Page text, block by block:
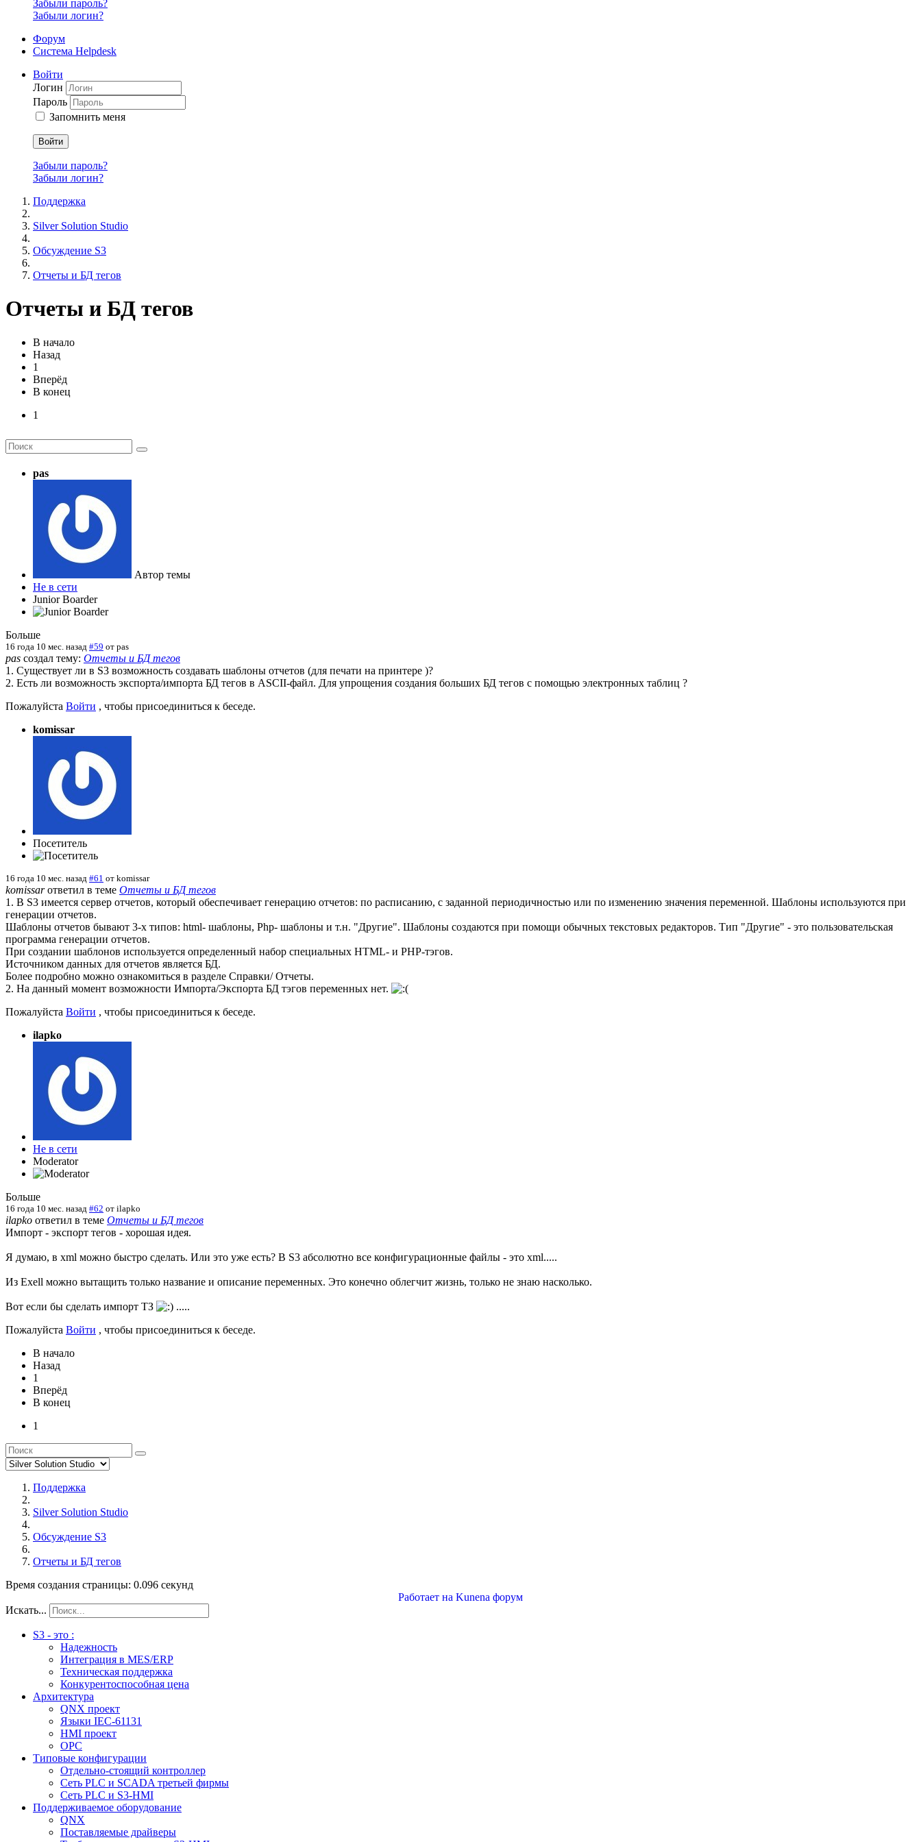
Забыли пароль?
Забыли логин?
Форум
Система Helpdesk
Войти
Логин
Пароль
Запомнить меня
Войти
Забыли пароль?
Забыли логин?
Поддержка
Silver Solution Studio
Обсуждение S3
Отчеты и БД тегов
Отчеты и БД тегов
В начало
Назад
1
Вперёд
В конец
1
pas
Автор темы
Не в сети
Junior Boarder
Больше
16 года 10 мес. назад #59 от pas
pas создал тему: Отчеты и БД тегов
1. Существует ли в S3 возможность создавать шаблоны отчетов (для печати на принтере )?
2. Есть ли возможность экспорта/импорта БД тегов в ASCII-файл. Для упрощения создания больших БД тегов с помощью электронных таблиц ?
Пожалуйста Войти , чтобы присоединиться к беседе.
komissar
Посетитель
16 года 10 мес. назад #61 от komissar
komissarответил в теме Отчеты и БД тегов
1. В S3 имеется сервер отчетов, который обеспечивает генерацию отчетов: по расписанию, с заданной периодичностью или по изменению значения переменной. Шаблоны используются при
генерации отчетов.
Шаблоны отчетов бывают 3-х типов: html- шаблоны, Php- шаблоны и т.н. "Другие". Шаблоны создаются при помощи обычных текстовых редакторов. Тип "Другие" - это пользовательская
программа генерации отчетов.
При создании шаблонов используется определенный набор специальных HTML- и PHP-тэгов.
Источником данных для отчетов является БД.
Более подробно можно ознакомиться в разделе Справки/ Отчеты.
2. На данный момент возможности Импорта/Экспорта БД тэгов переменных нет.
Пожалуйста Войти , чтобы присоединиться к беседе.
ilapko
Не в сети
Moderator
Больше
16 года 10 мес. назад #62 от ilapko
ilapko ответил в теме Отчеты и БД тегов
Импорт - экспорт тегов - хорошая идея.
Я думаю, в xml можно быстро сделать. Или это уже есть? В S3 абсолютно все конфигурационные файлы - это xml.....
Из Exell можно вытащить только название и описание переменных. Это конечно облегчит жизнь, только не знаю насколько.
Вот если бы сделать импорт ТЗ
.....
Пожалуйста Войти , чтобы присоединиться к беседе.
В начало
Назад
1
Вперёд
В конец
1
Поддержка
Silver Solution Studio
Обсуждение S3
Отчеты и БД тегов
Время создания страницы: 0.096 секунд
Работает на Kunena форум
Искать...
S3 - это :
Надежность
Интеграция в MES/ERP
Техническая поддержка
Конкурентоспособная цена
Архитектура
QNX проект
Языки IEC-61131
HMI проект
ОPC
Типовые конфигурации
Отдельно-стоящий контроллер
Сеть PLC и SCADA третьей фирмы
Сеть PLC и S3-HMI
Поддерживаемое оборудование
QNX
Поставляемые драйверы